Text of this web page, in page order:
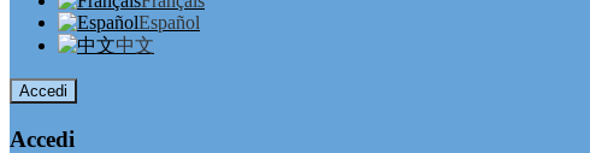
Español
中文
Accedi
Accedi